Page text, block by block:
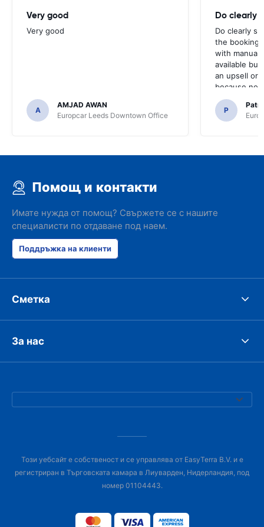
Very good
Very good
A
AMJAD AWAN
Europcar Leeds Downtown Office
Do clearly
Do clearly
the booking
with manual
available
an upsell or
because no
time of
P
Помощ и контакти
Имате нужда от помощ? Свържете се с нашите
специалисти по отдаване под наем.
Поддръжка на клиенти
Сметка
За нас
Този уебсайт е собственост и се управлява от EasyTerra B.V. и е
регистриран в Търговската камара в Лиуварден, Нидерландия, под
номер 01104443.